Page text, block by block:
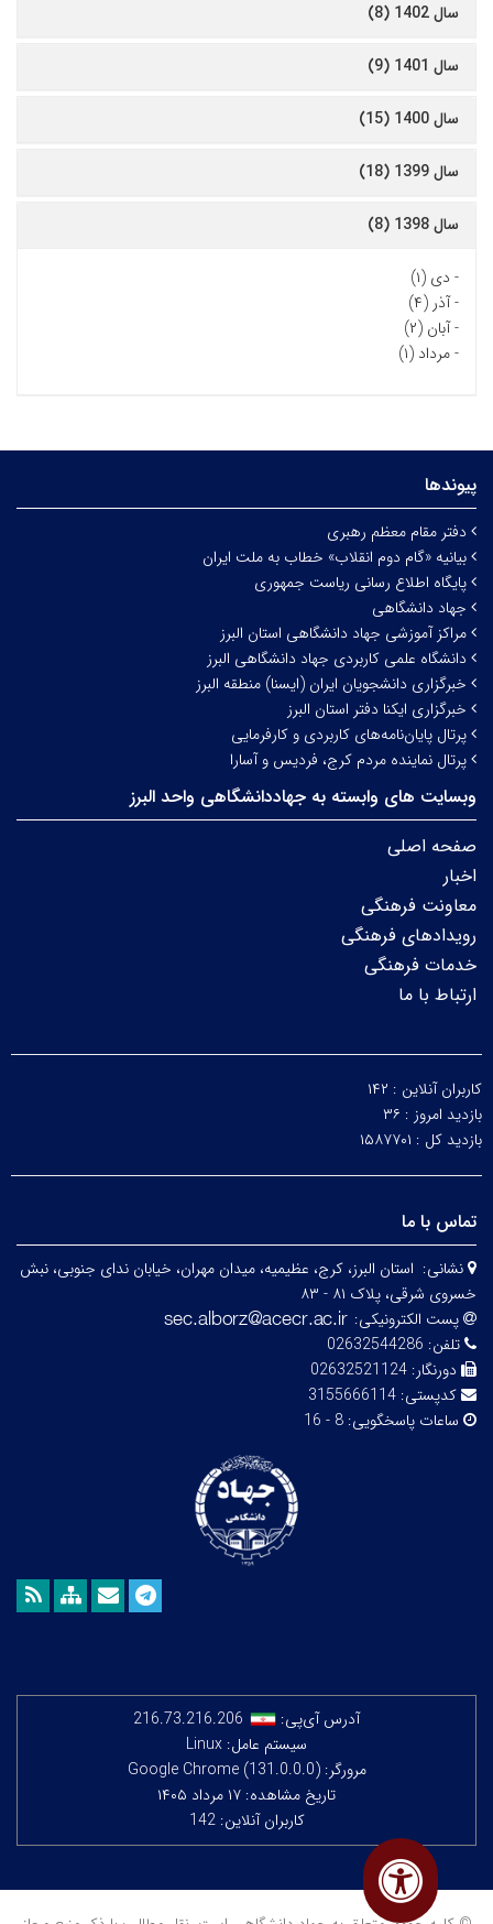
سال 1402 (8)
سال 1401 (9)
سال 1400 (15)
سال 1399 (18)
سال 1398 (8)
- دی (۱)
-آذر (۴)
-آبان (۲)
-مرداد (۱)
پیوندها
دفتر مقام معظم رهبری
بیانیه «گام دوم انقلاب» خطاب به ملت ایران
پایگاه اطلاع رسانی ریاست جمهوری
جهاد دانشگاهی
مراکز آموزشی جهاد دانشگاهی استان البرز
دانشگاه علمی کاربردی جهاد دانشگاهی البرز
خبرگزاری دانشجویان ایران (ایسنا) منطقه البرز
خبرگزاری ایکنا دفتر استان البرز
پرتال پایان‌نامه‌های کاربردی و کارفرمایی
پرتال نماینده مردم کرج، فردیس و آسارا
وبسایت های وابسته به جهاددانشگاهی واحد البرز
صفحه اصلی
اخبار
معاونت فرهنگی
رویدادهای فرهنگی
خدمات فرهنگی
ارتباط با ما
کاربران آنلاین : ۱۴۲
بازدید امروز : ۳۶
بازدید کل : ۱۵۸۷۷۰۱
تماس با ما
نشانی: استان البرز، کرج، عظیمیه، میدان مهران، خیابان ندای جنوبی، نبش
خسروی شرقی، پلاک ۸۱ - ۸۳
پست الکترونیکی:
تلفن: 02632544286
دورنگار: 02632521124
کدپستی: 3155666114
ساعات پاسخگویی: 8 - 16
آدرس آی‌پی:
216.73.216.206
سیستم عامل: Linux
مرورگر: Google Chrome (131.0.0.0)
تاریخ مشاهده: ۱۷ مرداد ۱۴۰۵
کاربران آنلاین: 142